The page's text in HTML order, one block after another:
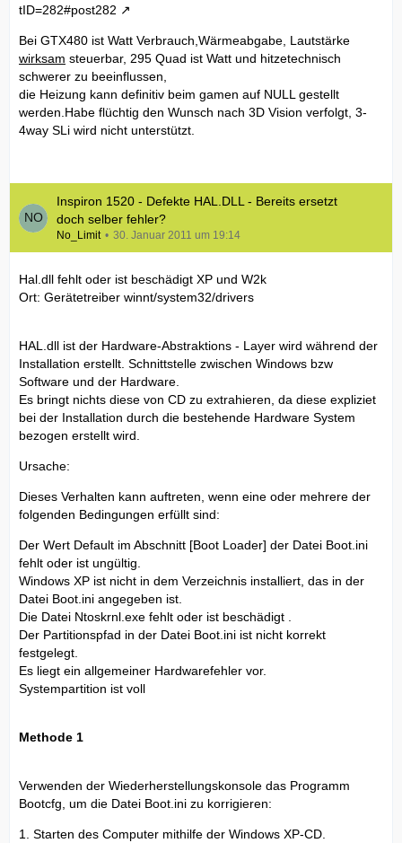
tID=282#post282
Bei GTX480 ist Watt Verbrauch,Wärmeabgabe, Lautstärke
wirksam steuerbar, 295 Quad ist Watt und hitzetechnisch
schwerer zu beeinflussen,
die Heizung kann definitiv beim gamen auf NULL gestellt
werden.Habe flüchtig den Wunsch nach 3D Vision verfolgt, 3-
4way SLi wird nicht unterstützt.
Inspiron 1520 - Defekte HAL.DLL - Bereits ersetzt
doch selber fehler?
No_Limit 30. Januar 2011 um 19:14
Hal.dll fehlt oder ist beschädigt XP und W2k
Ort: Gerätetreiber winnt/system32/drivers
HAL.dll ist der Hardware-Abstraktions - Layer wird während der
Installation erstellt. Schnittstelle zwischen Windows bzw
Software und der Hardware.
Es bringt nichts diese von CD zu extrahieren, da diese expliziet
bei der Installation durch die bestehende Hardware System
bezogen erstellt wird.
Ursache:
Dieses Verhalten kann auftreten, wenn eine oder mehrere der
folgenden Bedingungen erfüllt sind:
Der Wert Default im Abschnitt [Boot Loader] der Datei Boot.ini
fehlt oder ist ungültig.
Windows XP ist nicht in dem Verzeichnis installiert, das in der
Datei Boot.ini angegeben ist.
Die Datei Ntoskrnl.exe fehlt oder ist beschädigt .
Der Partitionspfad in der Datei Boot.ini ist nicht korrekt
festgelegt.
Es liegt ein allgemeiner Hardwarefehler vor.
Systempartition ist voll
Methode 1
Verwenden der Wiederherstellungskonsole das Programm
Bootcfg, um die Datei Boot.ini zu korrigieren:
1. Starten des Computer mithilfe der Windows XP-CD.